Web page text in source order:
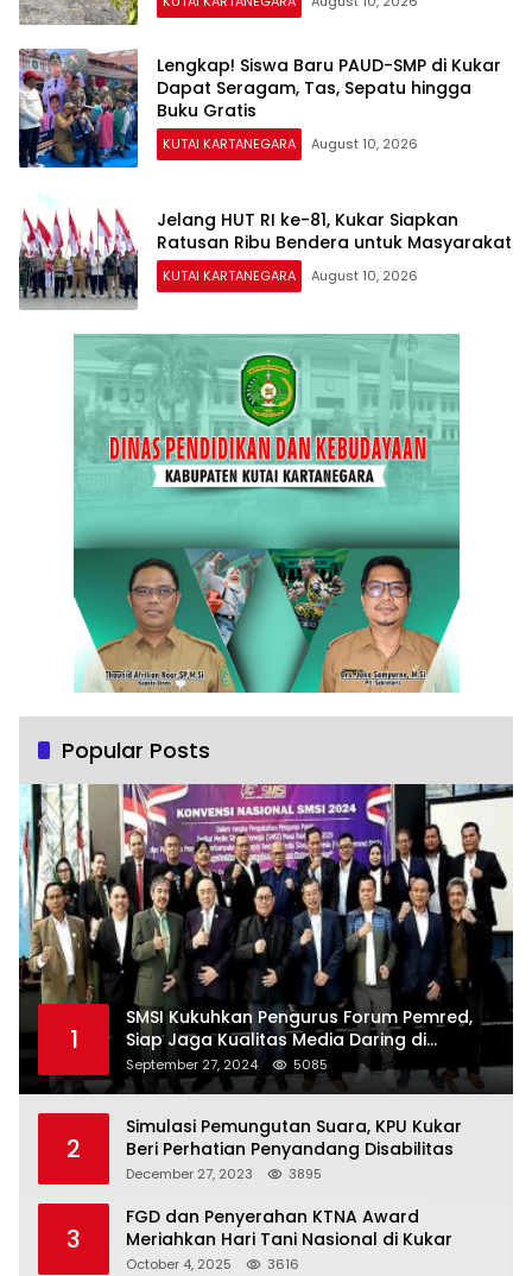
Lengkap! Siswa Baru PAUD-SMP di Kukar
Dapat Seragam, Tas, Sepatu hingga
Buku Gratis
KUTAI KARTANEGARA August 10, 2026
Jelang HUT RI ke-81, Kukar Siapkan
Ratusan Ribu Bendera untuk Masyarakat
KUTAI KARTANEGARA August 10, 2026
Popular Posts
1
SMSI Kukuhkan Pengurus Forum Pemred,
Siap Jaga Kualitas Media Daring di
Indonesia
September 27, 2024 5085
2
Simulasi Pemungutan Suara, KPU Kukar
Beri Perhatian Penyandang Disabilitas
December 27, 2023 3895
3
FGD dan Penyerahan KTNA Award
Meriahkan Hari Tani Nasional di Kukar
October 4, 2025 3616